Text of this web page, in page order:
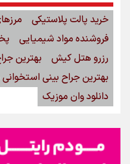
خرید پالت پلاستیکی
فروشنده مواد شیمیایی
رزرو هتل کیش
بهترین
بهترین جراح بینی استخوانی
دانلود وان موزیک